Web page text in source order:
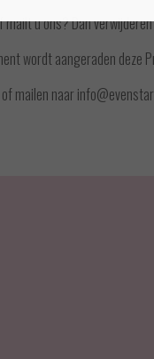
u ons? Dan
wordt aangeraden deze
mailen naar